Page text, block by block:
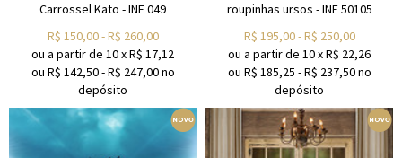
Carrossel Kato - INF 049
R$ 150,00-R$ 260,00
ou a partir de 10xR$ 17,12
ou R$ 142,50-R$ 247,00no
depósito
roupinhas ursos - INF 50105
R$ 195,00-R$ 250,00
ou a partir de 10xR$ 22,26
ou R$ 185,25 -R$ 237,50no
depósito